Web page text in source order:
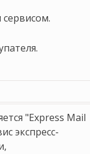
"Express Mail
экспресс-